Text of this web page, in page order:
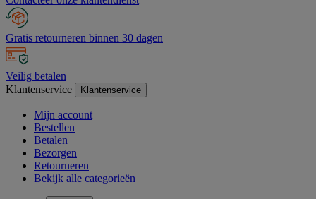
Gratis retourneren binnen 30 dagen
Veilig betalen
Klantenservice
Klantenservice
Mijn account
Bestellen
Betalen
Bezorgen
Retourneren
Bekijk alle categorieën